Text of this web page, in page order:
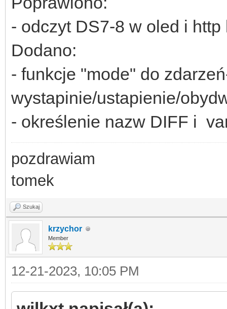
- odczyt DS7-8 w oled i http
Dodano:
- funkcje "mode" do
wystapinie/ustapienie/
- określenie nazw DIFF i
pozdrawiam
tomek
Szukaj
krzychor
Member
12-21-2023, 10:05 PM